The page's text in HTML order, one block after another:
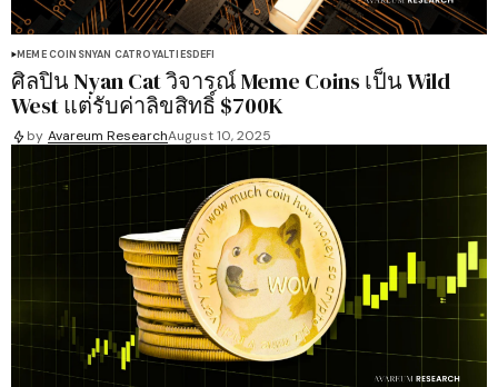
MEME COINSNYAN CATROYALTIESDEFI
ศิลปิน Nyan Cat วิจารณ์ Meme Coins เป็น Wild
West แต่รับค่าลิขสิทธิ์ $700K
by Avareum ResearchAugust 10, 2025